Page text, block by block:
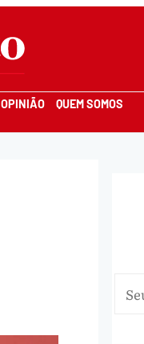
OPINIÃO QUEM SOMOS